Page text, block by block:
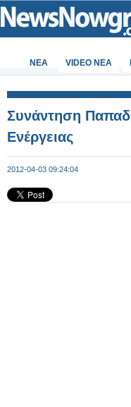
ΝΕΑ VIDEO NEA
Συνάντηση
Ενέργειας
2012-04-03 09:24:04